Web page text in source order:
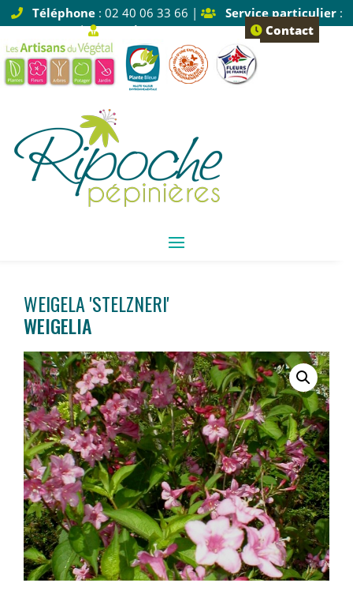
Téléphone: 02 40 06 33 66 | Service particulier:
Tapez 1 |
Service pro: Tapez 2 Contact
WEIGELA 'STELZNERI'
WEIGELIA